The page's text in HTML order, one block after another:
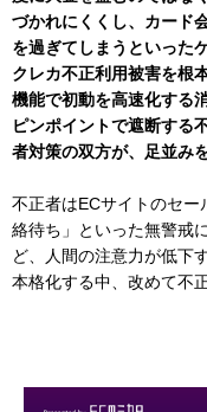
づかれにくくし、カード
を過ぎてしまうといった
クレカ不正利用被害を根
機能で初動を高速化する
ピンポイントで遮断する
者対策の双方が、足並み
不正者はECサイトのセ
絡待ち」といった無警戒
ど、人間の注意力が低下
本格化する中、改めて不